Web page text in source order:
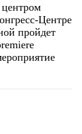
Центре
пройдет